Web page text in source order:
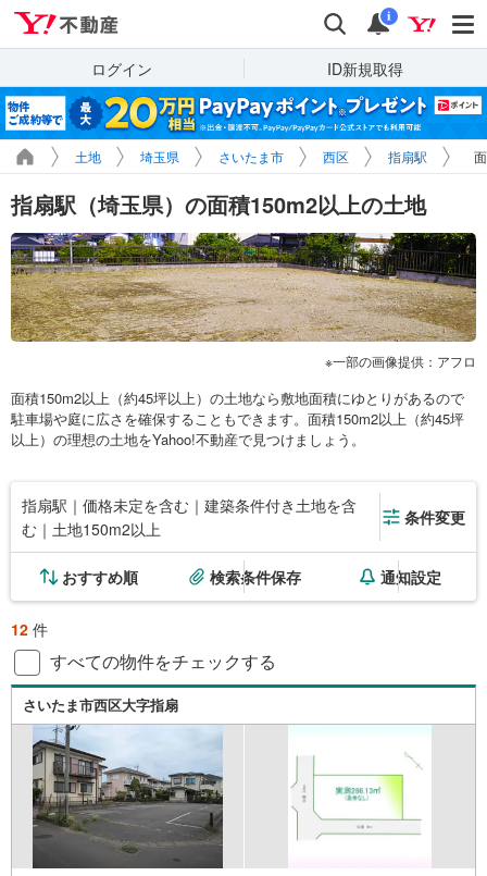
検索 通知
i
ログイン ID新規取得
土地 埼玉県 さいたま市 西区 指扇駅
指扇駅（埼玉県）の面積150m2以上の土地
一部の画像提供：アフロ
面積150m2以上（約45坪以上）の土地なら敷地面積にゆとりがあるので
駐車場や庭に広さを確保することもできます。面積150m2以上（約45坪
以上）の理想の土地をYahoo!不動産で見つけましょう。
指扇駅｜価格未定を含む｜建築条件付き土地を含
む｜土地150m2以上
条件変更
おすすめ順 検索条件保存 通知設定
12 件
すべての物件をチェックする
さいたま市西区大字指扇